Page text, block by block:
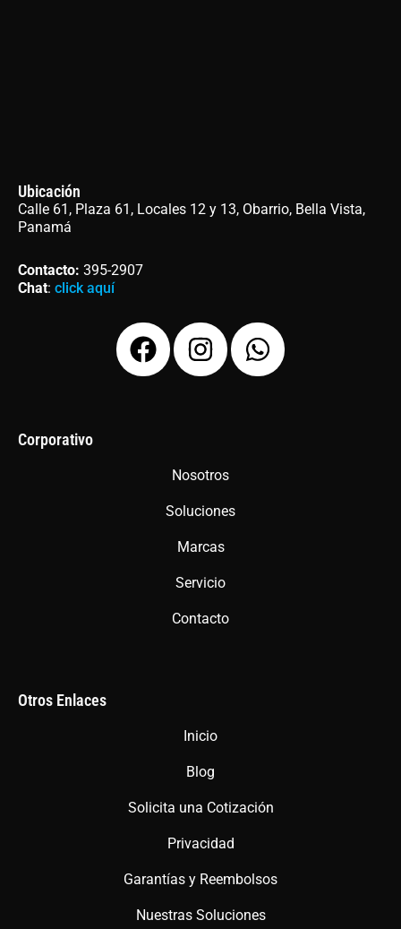
Ubicación
Calle 61, Plaza 61, Locales 12 y 13, Obarrio, Bella Vista,
Panamá
Contacto: 395-2907
Chat: click aquí
F
a
I
n
g
a
m
W
h
Corporativo
Nosotros
Soluciones
Marcas
Servicio
Contacto
Otros Enlaces
Inicio
Blog
Solicita una Cotización
Privacidad
Garantías y Reembolsos
Nuestras Soluciones